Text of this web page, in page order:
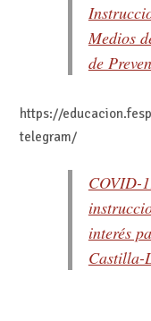
Medios
de
https://
telegram/
COVID-
interés
Castilla-